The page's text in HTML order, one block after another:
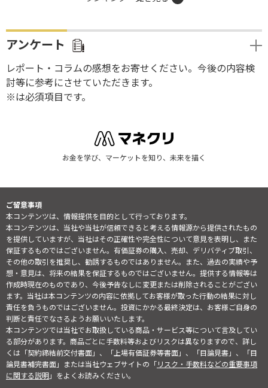
アンケート
レポート・コラムの感想をお寄せください。今後の内容検
討等に参考にさせていただきます。
※は必須項目です。
お金を学び、マーケットを知り、未来を描く
ご留意事項
本コンテンツは、情報提供を目的として行っております。
本コンテンツは、当社や当社が信頼できると考える情報源から提供されたもの
を提供していますが、当社はその正確性や完全性について意見を表明し、また
保証するものではございません。有価証券の購入、売却、デリバティブ取引、
その他の取引を推奨し、勧誘するものではありません。また、過去の実績や予
想・意見は、将来の結果を保証するものではございません。提供する情報等は
作成時現在のものであり、今後予告なしに変更または削除されることがござい
ます。当社は本コンテンツの内容に依拠してお客様が取った行動の結果に対し
責任を負うものではございません。投資にかかる最終決定は、お客様ご自身の
判断と責任でなさるようお願いいたします。
本コンテンツでは当社でお取扱している商品・サービス等について言及してい
る部分があります。商品ごとに手数料等およびリスクは異なりますので、詳し
くは「契約締結前交付書面」、「上場有価証券等書面」、「目論見書」、「目
論見書補完書面」または当社ウェブサイトの「リスク・手数料などの重要事項
に関する説明」をよくお読みください。